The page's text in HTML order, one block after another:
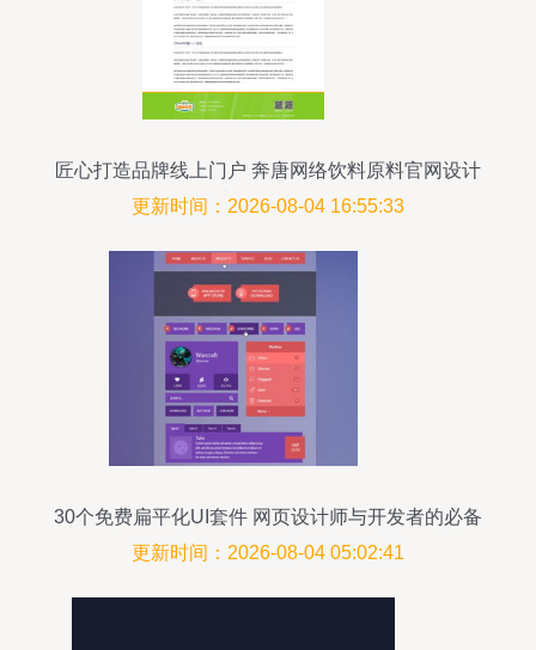
匠心打造品牌线上门户 奔唐网络饮料原料官网设计
与开发解析
更新时间：2026-08-04 16:55:33
30个免费扁平化UI套件 网页设计师与开发者的必备
资源
更新时间：2026-08-04 05:02:41